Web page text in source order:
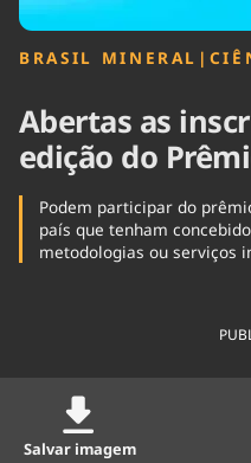
BRASIL MINERAL |
Abertas as
edição do
Podem participar do
país que tenham
metodologias ou serviços
Salvar imagem